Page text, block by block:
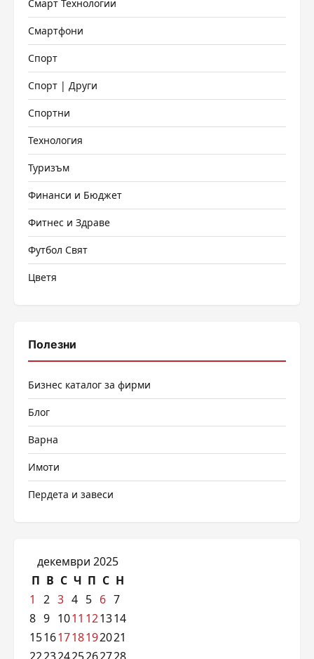
Смарт Технологии
Смартфони
Спорт
Спорт | Други
Спортни
Технология
Туризъм
Финанси и Бюджет
Фитнес и Здраве
Футбол Свят
Цветя
Полезни
Бизнес каталог за фирми
Блог
Варна
Имоти
Пердета и завеси
декември 2025
П В С Ч П С Н
1
2 3 4 5 6 7
8 9 1011 121314
15161718192021